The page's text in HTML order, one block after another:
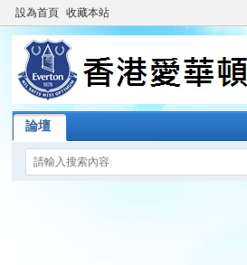
設為首頁 收藏本站
論壇